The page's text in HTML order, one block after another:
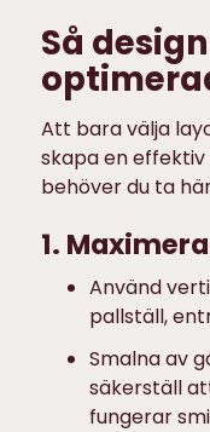
Så
Att bara välja
skapa en
behöver du ta
1.
Använd
pallställ,
Smalna av
säkerställ
fungerar